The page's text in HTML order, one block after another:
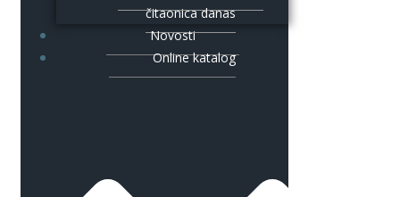
čitaonica danas
Novosti
Online katalog